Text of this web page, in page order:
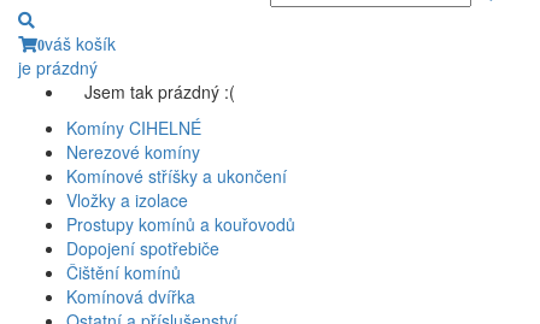
0váš košík
je prázdný
Jsem tak prázdný :(
Komíny CIHELNÉ
Nerezové komíny
Komínové stříšky a ukončení
Vložky a izolace
Prostupy komínů a kouřovodů
Dopojení spotřebiče
Čištění komínů
Komínová dvířka